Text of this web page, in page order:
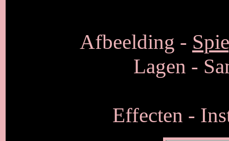
Afbeelding -
Lagen -
Effecten -